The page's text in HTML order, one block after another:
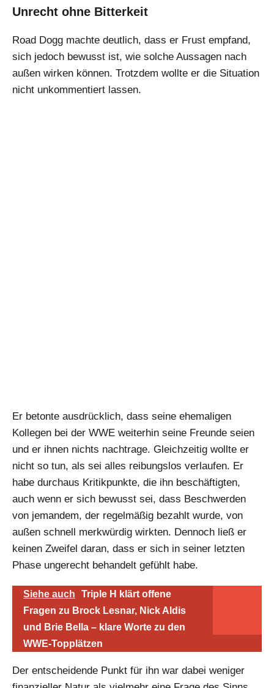
Unrecht ohne Bitterkeit
Road Dogg machte deutlich, dass er Frust empfand,
sich jedoch bewusst ist, wie solche Aussagen nach
außen wirken können. Trotzdem wollte er die Situation
nicht unkommentiert lassen.
Er betonte ausdrücklich, dass seine ehemaligen
Kollegen bei der WWE weiterhin seine Freunde seien
und er ihnen nichts nachtrage. Gleichzeitig wollte er
nicht so tun, als sei alles reibungslos verlaufen. Er
habe durchaus Kritikpunkte, die ihn beschäftigten,
auch wenn er sich bewusst sei, dass Beschwerden
von jemandem, der regelmäßig bezahlt wurde, von
außen schnell merkwürdig wirkten. Dennoch ließ er
keinen Zweifel daran, dass er sich in seiner letzten
Phase ungerecht behandelt gefühlt habe.
Siehe auch
Triple H klärt offene
Fragen zu Brock Lesnar, Nick Aldis
und Brie Bella – klare Worte zu den
WWE-Topplätzen
Der entscheidende Punkt für ihn war dabei weniger